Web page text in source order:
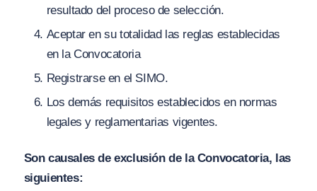
resultado del proceso de selección.
Aceptar en su totalidad las reglas establecidas
en la Convocatoria
Registrarse en el SIMO.
Los demás requisitos establecidos en normas
legales y reglamentarias vigentes.
Son causales de exclusión de la Convocatoria, las
siguientes: